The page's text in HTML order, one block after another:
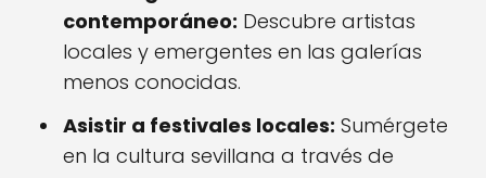
contemporáneo: Descubre artistas
locales y emergentes en las galerías
menos conocidas.
Asistir a festivales locales: Sumérgete
en la cultura sevillana a través de